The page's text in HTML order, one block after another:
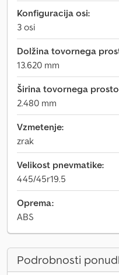
Konfiguracija osi:
3 osi
Dolžina tovornega
13.620 mm
Širina tovornega
2.480 mm
Vzmetenje:
zrak
Velikost pnevmatike:
445/45r19.5
Oprema:
ABS
Podrobnosti